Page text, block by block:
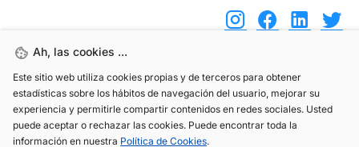
Ah, las cookies ...
Este sitio web utiliza cookies propias y de terceros para obtener
estadísticas sobre los hábitos de navegación del usuario, mejorar su
experiencia y permitirle compartir contenidos en redes sociales. Usted
puede aceptar o rechazar las cookies. Puede encontrar toda la
información en nuestra Política de Cookies.
(+34) 744 408 070
info@motoreto.com